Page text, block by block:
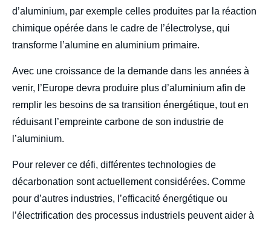
d’aluminium, par exemple celles produites par la réaction
chimique opérée dans le cadre de l’électrolyse, qui
transforme l’alumine en aluminium primaire.
Avec une croissance de la demande dans les années à
venir, l’Europe devra produire plus d’aluminium afin de
remplir les besoins de sa transition énergétique, tout en
réduisant l’empreinte carbone de son industrie de
l’aluminium.
Pour relever ce défi, différentes technologies de
décarbonation sont actuellement considérées. Comme
pour d’autres industries, l’efficacité énergétique ou
l’électrification des processus industriels peuvent aider à